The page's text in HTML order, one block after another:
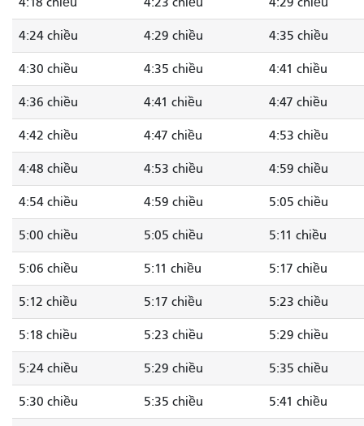
4:24 chiều 4:29 chiều 4:35 chiều
4:30 chiều 4:35 chiều 4:41 chiều
4:36 chiều 4:41 chiều 4:47 chiều
4:42 chiều 4:47 chiều 4:53 chiều
4:48 chiều 4:53 chiều 4:59 chiều
4:54 chiều 4:59 chiều 5:05 chiều
5:00 chiều 5:05 chiều 5:11 chiều
5:06 chiều 5:11 chiều 5:17 chiều
5:12 chiều 5:17 chiều 5:23 chiều
5:18 chiều 5:23 chiều 5:29 chiều
5:24 chiều 5:29 chiều 5:35 chiều
5:30 chiều 5:35 chiều 5:41 chiều